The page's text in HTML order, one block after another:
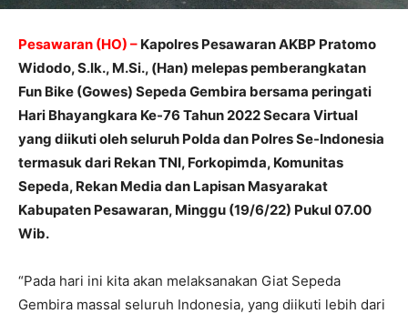
Pesawaran (HO) – Kapolres Pesawaran AKBP Pratomo
Widodo, S.Ik., M.Si., (Han) melepas pemberangkatan
Fun Bike (Gowes) Sepeda Gembira bersama peringati
Hari Bhayangkara Ke-76 Tahun 2022 Secara Virtual
yang diikuti oleh seluruh Polda dan Polres Se-Indonesia
termasuk dari Rekan TNI, Forkopimda, Komunitas
Sepeda, Rekan Media dan Lapisan Masyarakat
Kabupaten Pesawaran, Minggu (19/6/22) Pukul 07.00
Wib.
“Pada hari ini kita akan melaksanakan Giat Sepeda
Gembira massal seluruh Indonesia, yang diikuti lebih dari